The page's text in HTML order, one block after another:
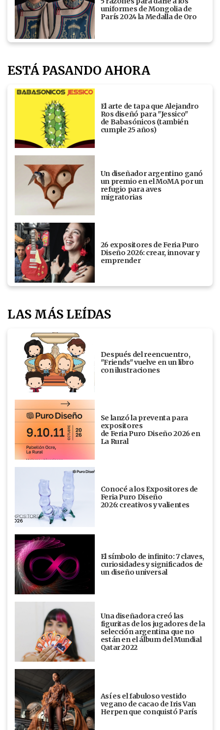
uniformes de Mongolia de
París 2024 la Medalla de Oro
ESTÁ PASANDO AHORA
El arte de tapa que Alejandro
Ros diseñó para "Jessico"
de Babasónicos (también
cumple 25 años)
Un diseñador argentino ganó
un premio en el MoMA por un
refugio para aves
migratorias
26 expositores de Feria Puro
Diseño 2026: crear, innovar y
emprender
LAS MÁS LEÍDAS
Después del reencuentro,
"Friends" vuelve en un libro
con ilustraciones
Se lanzó la preventa para
expositores
de Feria Puro Diseño 2026 en
La Rural
Conocé a los Expositores de
Feria Puro Diseño
2026: creativos y valientes
El símbolo de infinito: 7 claves,
curiosidades y significados de
un diseño universal
Una diseñadora creó las
figuritas de los jugadores de la
selección argentina que no
están en el álbum del Mundial
Qatar 2022
Así es el fabuloso vestido
vegano de cacao de Iris Van
Herpen que conquistó París